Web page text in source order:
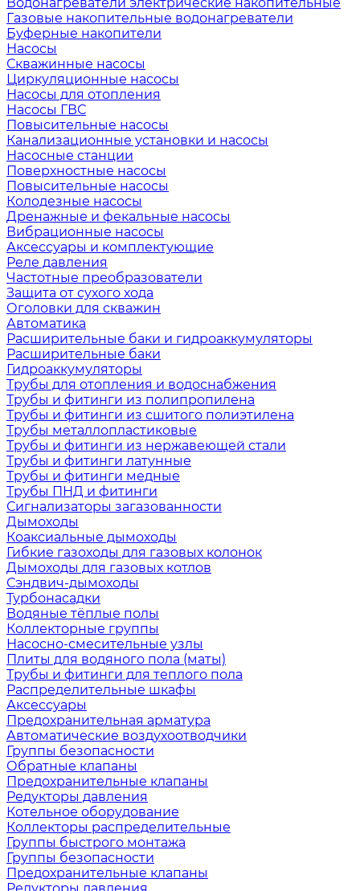
Газовые накопительные водонагреватели
Буферные накопители
Насосы
Скважинные насосы
Циркуляционные насосы
Насосы для отопления
Насосы ГВС
Повысительные насосы
Канализационные установки и насосы
Насосные станции
Поверхностные насосы
Повысительные насосы
Колодезные насосы
Дренажные и фекальные насосы
Вибрационные насосы
Аксессуары и комплектующие
Реле давления
Частотные преобразователи
Защита от сухого хода
Оголовки для скважин
Автоматика
Расширительные баки и гидроаккумуляторы
Расширительные баки
Гидроаккумуляторы
Трубы для отопления и водоснабжения
Трубы и фитинги из полипропилена
Трубы и фитинги из сшитого полиэтилена
Трубы металлопластиковые
Трубы и фитинги из нержавеющей стали
Трубы и фитинги латунные
Трубы и фитинги медные
Трубы ПНД и фитинги
Сигнализаторы загазованности
Дымоходы
Коаксиальные дымоходы
Гибкие газоходы для газовых колонок
Дымоходы для газовых котлов
Сэндвич-дымоходы
Турбонасадки
Водяные тёплые полы
Коллекторные группы
Насосно-смесительные узлы
Плиты для водяного пола (маты)
Трубы и фитинги для теплого пола
Распределительные шкафы
Аксессуары
Предохранительная арматура
Автоматические воздухоотводчики
Группы безопасности
Обратные клапаны
Предохранительные клапаны
Редукторы давления
Котельное оборудование
Коллекторы распределительные
Группы быстрого монтажа
Группы безопасности
Предохранительные клапаны